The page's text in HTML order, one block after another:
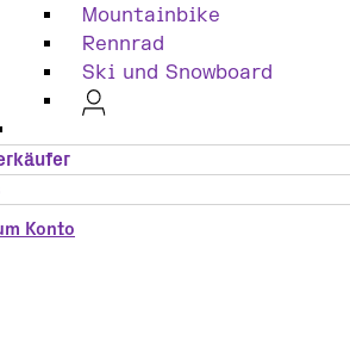
Mountainbike
Rennrad
Ski und Snowboard
Konto